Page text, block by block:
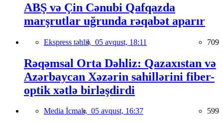
ABŞ və Çin Cənubi Qafqazda
marşrutlar uğrunda rəqabət aparır
Ekspress təhlil, 05 avqust, 18:11 709
Rəqəmsal Orta Dəhliz: Qazaxıstan və
Azərbaycan Xəzərin sahillərini fiber-
optik xətlə birləşdirdi
Media İcmalı, 05 avqust, 16:37 599